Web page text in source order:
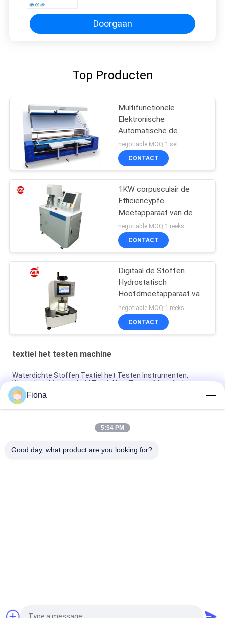
Doorgaan
Top Producten
Multifunctionele
Elektronische
Automatische de
Inspectiemachine van de
Randstof
negotiable MOQ:1 set
CONTACT
1KW corpusculair de
Efficiencypfe
Meetapparaat van de
Kwestiefiltratie
negotiable MOQ:1 reeks
CONTACT
Digitaal de Stoffen
Hydrostatisch
Hoofdmeetapparaat van
JIS L1092 met LCD
Touch screen
negotiable MOQ:1 reeks
CONTACT
textiel het testen machine
Waterdichte Stoffen Textiel het Testen Instrumenten,
Waterdoordringbaarheid Textiel het Testen Materiaal
Volledig Automatisch de Doordringbaarheidsmeetapparaat
van de Stoffenlucht, Geen Verkleuring en Geen Oxydatie
Automatische rollende machine voor niet-geweven stoffen.
Fiona
5:54 PM
Good day, what product are you looking for?